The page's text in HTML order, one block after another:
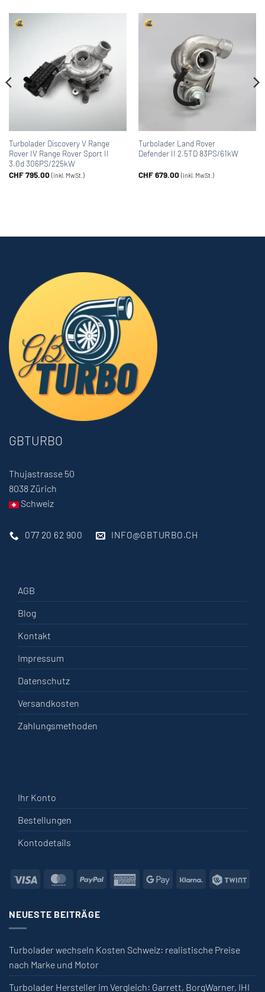
Turbolader Discovery V Range
Rover IV Range Rover Sport II
3.0d 306PS/225kW
CHF795.00 (inkl. MwSt.)
Turbolader Land Rover
Defender II 2.5TD 83PS/61kW
CHF679.00 (inkl. MwSt.)
GBTURBO
Thujastrasse 50
8038 Zürich
Schweiz
077 20 62 900 INFO@GBTURBO.CH
AGB
Blog
Kontakt
Impressum
Datenschutz
Versandkosten
Zahlungsmethoden
Ihr Konto
Bestellungen
Kontodetails
Visa MasterCardPayPal
AmericanGoogle
Klarna
NEUESTE BEITRÄGE
Turbolader wechseln Kosten Schweiz: realistische Preise
nach Marke und Motor
Turbolader Hersteller im Vergleich: Garrett, BorgWarner, IHI